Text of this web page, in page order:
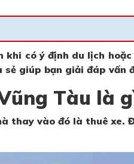
khi có ý định du lịch
giúp bạn giải đáp vấn
Tàu là
thay vào đó là thuê